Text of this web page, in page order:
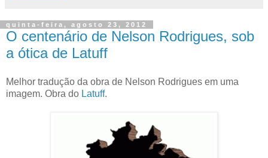
quinta-feira, agosto 23, 2012
O centenário de Nelson Rodrigues, sob
a ótica de Latuff
Melhor tradução da obra de Nelson Rodrigues em uma
imagem. Obra do Latuff.